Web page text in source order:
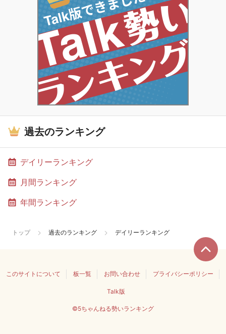
過去のランキング
デイリーランキング
月間ランキング
年間ランキング
トップ 過去のランキング デイリーランキング
このサイトについて 板一覧 お問い合わせ プライバシーポリシー
Talk版
©5ちゃんねる勢いランキング